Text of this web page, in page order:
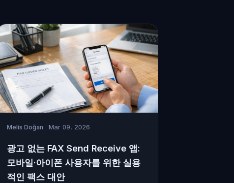
Melis Doğan · Mar 09, 2026
광고 없는 FAX Send Receive 앱:
모바일·아이폰 사용자를 위한 실용
적인 팩스 대안